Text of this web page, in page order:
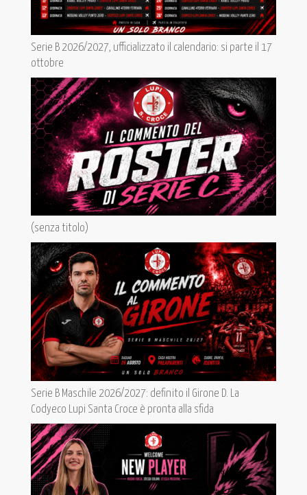
Serie B 2026/2027, ufficializzato il calendario: si parte il 17
ottobre
(senza titolo)
Serie B Maschile 2026/2027: definito il Girone D. La
Codyeco Lupi Santa Croce è pronta alla sfida